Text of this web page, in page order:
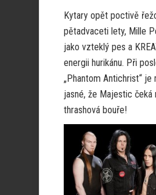
Kytary opět poctivě
pětadvaceti lety, Mille
jako vzteklý pes a
energii hurikánu. Při
„Phantom Antichrist“ je
jasné, že Majestic čeká
thrashová bouře!